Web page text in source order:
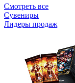
Смотреть все
Сувениры
Лидеры продаж